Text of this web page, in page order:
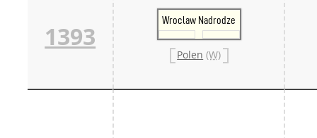
1393
Wroclaw Nadrodze
Polen (W)